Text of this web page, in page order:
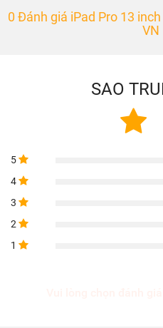
0 Đánh giá iPad Pro 13
VN
SAO
5
4
3
2
1